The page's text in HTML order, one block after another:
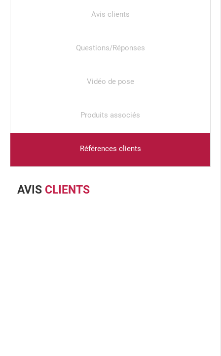
Avis clients
Questions/Réponses
Vidéo de pose
Produits associés
Références clients
AVIS CLIENTS